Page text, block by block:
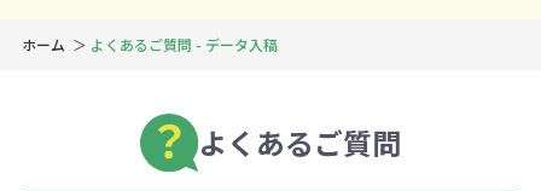
ホーム よくあるご質問 - データ入稿
よくあるご質問